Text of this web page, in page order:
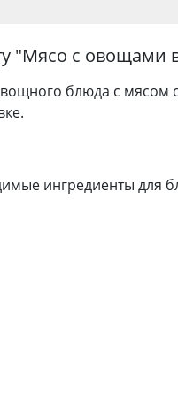
"Мясо с овощами
блюда с мясом
ингредиенты для